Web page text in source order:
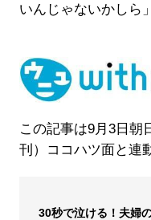
いんじゃないかしら」
この記事は9月3日朝
刊）ココハツ面と連
30秒で泣ける！夫婦